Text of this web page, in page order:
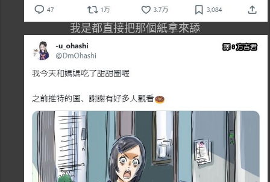
我是都直接把那個紙拿來舔